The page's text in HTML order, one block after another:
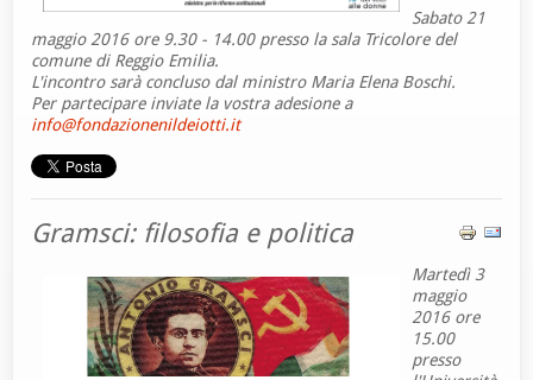
Sabato 21
maggio 2016 ore 9.30 - 14.00 presso la sala Tricolore del
comune di Reggio Emilia.
L'incontro sarà concluso dal ministro Maria Elena Boschi.
Per partecipare inviate la vostra adesione a
info@fondazionenildeiotti.it
Gramsci: filosofia e politica
Martedì 3
maggio
2016 ore
15.00
presso